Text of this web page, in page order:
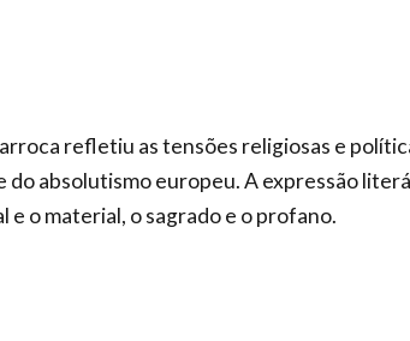
refletiu as tensões religiosas e
absolutismo europeu. A expressão
o material, o sagrado e o profano.